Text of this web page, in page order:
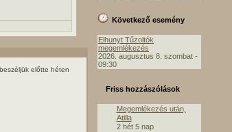
előtte héten
Következő esemény
Elhunyt Tűzoltók
megemlékezés
2026. augusztus 8. szombat -
09:30
Friss hozzászólások
Megemlékezés után,
Atilla
2 hét 5 nap